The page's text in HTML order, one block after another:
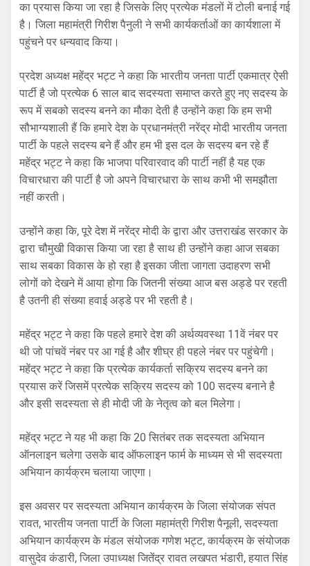
का प्रयास किया जा रहा है जिसके लिए प्रत्येक मंडलों में टोली बनाई गई
है। जिला महामंत्री गिरीश पैनुली ने सभी कार्यकर्ताओं का कार्यशाला में
पहुंचने पर धन्यवाद किया।
प्रदेश अध्यक्ष महेंद्र भट्ट ने कहा कि भारतीय जनता पार्टी एकमात्र ऐसी
पार्टी है जो प्रत्येक 6 साल बाद सदस्यता समाप्त करते हुए नए सदस्य के
रूप में सबको सदस्य बनने का मौका देती है उन्होंने कहा कि हम सभी
सौभाग्यशाली हैं कि हमारे देश के प्रधानमंत्री नरेंद्र मोदी भारतीय जनता
पार्टी के पहले सदस्य बने हैं और हम भी इस दल के सदस्य बन रहे हैं
महेंद्र भट्ट ने कहा कि भाजपा परिवारवाद की पार्टी नहीं है यह एक
विचारधारा की पार्टी है जो अपने विचारधारा के साथ कभी भी समझौता
नहीं करती।
उन्होंने कहा कि, पूरे देश में नरेंद्र मोदी के द्वारा और उत्तराखंड सरकार के
द्वारा चौमुखी विकास किया जा रहा है साथ ही उन्होंने कहा आज सबका
साथ सबका विकास के हो रहा है इसका जीता जागता उदाहरण सभी
लोगों को देखने में आया होगा कि जितनी संख्या आज बस अड्डे पर रहती
है उतनी ही संख्या हवाई अड्डे पर भी रहती है।
महेंद्र भट्ट ने कहा कि पहले हमारे देश की अर्थव्यवस्था 11वें नंबर पर
थी जो पांचवें नंबर पर आ गई है और शीघ्र ही पहले नंबर पर पहुंचेगी।
महेंद्र भट्ट ने कहा कि प्रत्येक कार्यकर्ता सक्रिय सदस्य बनने का
प्रयास करें जिसमें प्रत्येक सक्रिय सदस्य को 100 सदस्य बनाने है
और इसी सदस्यता से ही मोदी जी के नेतृत्व को बल मिलेगा।
महेंद्र भट्ट ने यह भी कहा कि 20 सितंबर तक सदस्यता अभियान
ऑनलाइन चलेगा उसके बाद ऑफलाइन फार्म के माध्यम से भी सदस्यता
अभियान कार्यक्रम चलाया जाएगा।
इस अवसर पर सदस्यता अभियान कार्यक्रम के जिला संयोजक संपत
रावत, भारतीय जनता पार्टी के जिला महामंत्री गिरीश पैनूली, सदस्यता
अभियान कार्यक्रम के मंडल संयोजक गणेश भट्ट, कार्यक्रम के संयोजक
वासुदेव कंडारी, जिला उपाध्यक्ष जितेंद्र रावत लखपत भंडारी, हयात सिंह